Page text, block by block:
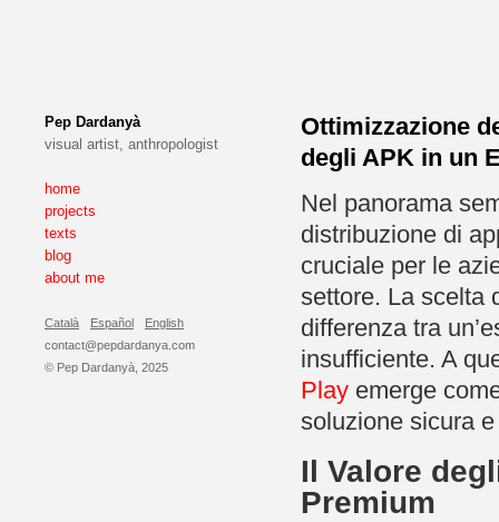
Pep Dardanyà
visual artist, anthropologist
home
projects
texts
blog
about me
Català Español
English
contact@pepdardanya.com
© Pep Dardanyà, 2025
Ottimizzazione
degli APK in un
Nel panorama
distribuzione di
cruciale per le
settore. La scelta
differenza tra
insufficiente. A
Play emerge
soluzione sicura
Il Valore
Premium